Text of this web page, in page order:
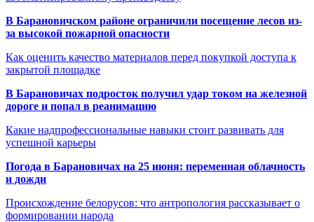
В Барановичском районе ограничили посещение лесов из-
за высокой пожарной опасности
Как оценить качество материалов перед покупкой доступа к
закрытой площадке
В Барановичах подросток получил удар током на железной
дороге и попал в реанимацию
Какие надпрофессиональные навыки стоит развивать для
успешной карьеры
Погода в Барановичах на 25 июня: переменная облачность
и дожди
Происхождение белорусов: что антропология рассказывает о
формировании народа